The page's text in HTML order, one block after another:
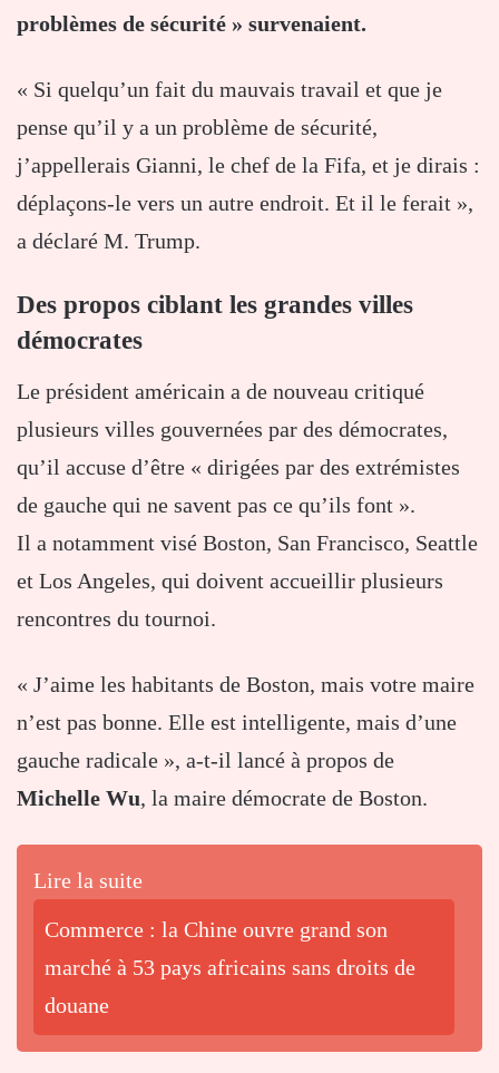
problèmes de sécurité » survenaient.
« Si quelqu’un fait du mauvais travail et que je
pense qu’il y a un problème de sécurité,
j’appellerais Gianni, le chef de la Fifa, et je dirais :
déplaçons-le vers un autre endroit. Et il le ferait »,
a déclaré M. Trump.
Des propos ciblant les grandes villes
démocrates
Le président américain a de nouveau critiqué
plusieurs villes gouvernées par des démocrates,
qu’il accuse d’être « dirigées par des extrémistes
de gauche qui ne savent pas ce qu’ils font ».
Il a notamment visé Boston, San Francisco, Seattle
et Los Angeles, qui doivent accueillir plusieurs
rencontres du tournoi.
« J’aime les habitants de Boston, mais votre maire
n’est pas bonne. Elle est intelligente, mais d’une
gauche radicale », a-t-il lancé à propos de
Michelle Wu, la maire démocrate de Boston.
Lire la suite
Commerce : la Chine ouvre grand son
marché à 53 pays africains sans droits de
douane